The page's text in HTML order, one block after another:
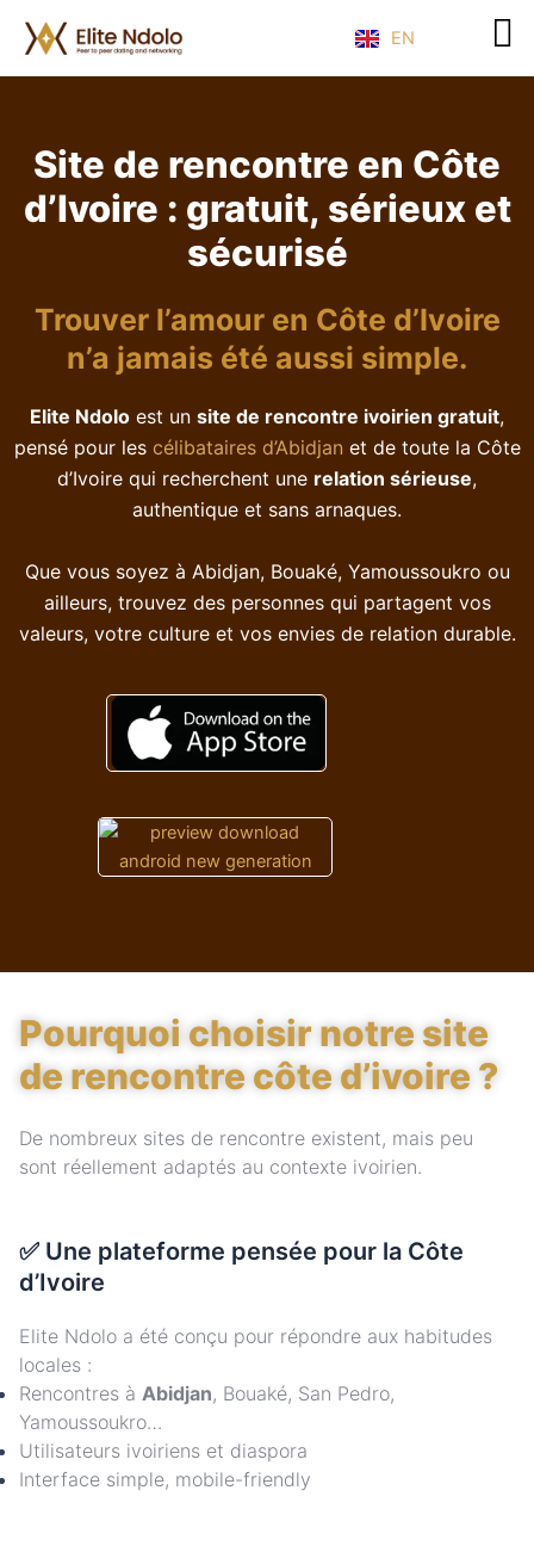
EN
Site de rencontre en Côte
d’Ivoire : gratuit, sérieux et
sécurisé
Trouver l’amour en Côte d’Ivoire
n’a jamais été aussi simple.
Elite Ndolo est un site de rencontre ivoirien gratuit,
pensé pour les célibataires d’Abidjan et de toute la Côte
d’Ivoire qui recherchent une relation sérieuse,
authentique et sans arnaques.
Que vous soyez à Abidjan, Bouaké, Yamoussoukro ou
ailleurs, trouvez des personnes qui partagent vos
valeurs, votre culture et vos envies de relation durable.
Pourquoi choisir notre site
de rencontre côte d’ivoire ?
De nombreux sites de rencontre existent, mais peu
sont réellement adaptés au contexte ivoirien.
✅ Une plateforme pensée pour la Côte
d’Ivoire
Elite Ndolo a été conçu pour répondre aux habitudes
locales :
Rencontres à Abidjan, Bouaké, San Pedro,
Yamoussoukro…
Utilisateurs ivoiriens et diaspora
Interface simple, mobile-friendly